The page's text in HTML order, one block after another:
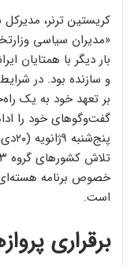
کریستین ترنر، مدیرکل
«مدیران سیاسی
بار دیگر با همتایان
و سازنده بود. در
بر تعهد خود به یک
گفت‌و‌گو‌های خود را
خصوص برنامه
است.
برقراری